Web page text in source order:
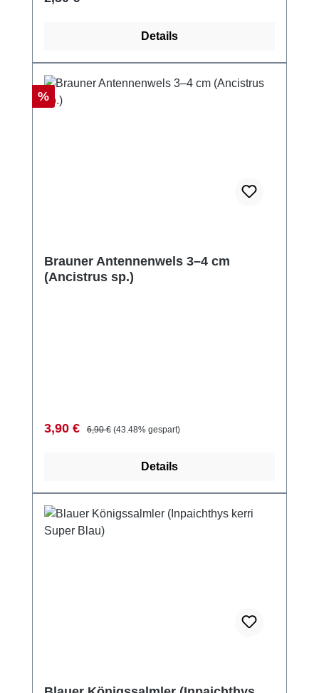
Details
Rabatt
%
Brauner Antennenwels 3–4 cm
(Ancistrus sp.)
Verkaufspreis:
3,90 € Regulärer Preis:
6,90 € (43.48% gespart)
Details